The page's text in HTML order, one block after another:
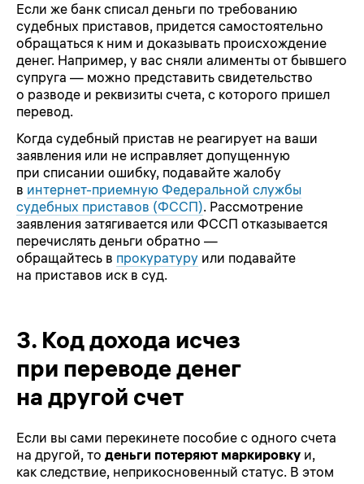
Если же банк списал деньги по требованию
судебных приставов, придется самостоятельно
обращаться к ним и доказывать происхождение
денег. Например, у вас сняли алименты от бывшего
супруга — можно представить свидетельство
о разводе и реквизиты счета, с которого пришел
перевод.
Когда судебный пристав не реагирует на ваши
заявления или не исправляет допущенную
при списании ошибку, подавайте жалобу
в интернет-приемную Федеральной службы
судебных приставов (ФССП). Рассмотрение
заявления затягивается или ФССП отказывается
перечислять деньги обратно —
обращайтесь в прокуратуру или подавайте
на приставов иск в суд.
3. Код дохода исчез
при переводе денег
на другой счет
Если вы сами перекинете пособие с одного счета
на другой, то деньги потеряют маркировку и,
как следствие, неприкосновенный статус. В этом